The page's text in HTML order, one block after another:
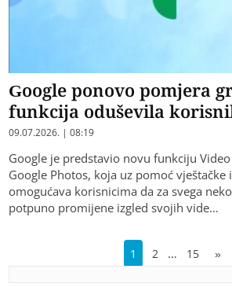
Google ponovo pomjera
funkcija oduševila
09.07.2026. | 08:19
Google je predstavio novu funkciju
Google Photos, koja uz pomoć vještačke
omogućava korisnicima da za svega
potpuno promijene izgled svojih vide…
1 2 … 15 »